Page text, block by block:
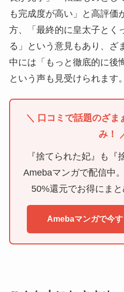
も完成度が高い」と高評価
方、「最終的に皇太子とく
る」という意見もあり、ざ
中には「もっと徹底的に後
という声も見受けられます。
＼ 口コミで話題のざま
み！
『捨てられた妃』も『
Amebaマンガで配信中
50%還元でお得にまと
Amebaマンガで今